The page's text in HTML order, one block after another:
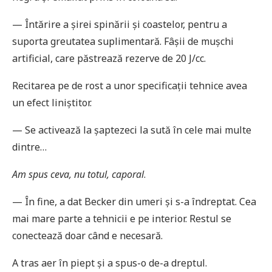
— Întărire a șirei spinării și coastelor, pentru a
suporta greutatea suplimentară. Fâșii de mușchi
artificial, care păstrează rezerve de 20 J/cc.
Recitarea pe de rost a unor specificații tehnice avea
un efect liniștitor.
— Se activează la șaptezeci la sută în cele mai multe
dintre…
Am spus ceva, nu totul, caporal.
— În fine, a dat Becker din umeri și s-a îndreptat. Cea
mai mare parte a tehnicii e pe interior. Restul se
conectează doar când e necesară.
A tras aer în piept și a spus-o de-a dreptul.